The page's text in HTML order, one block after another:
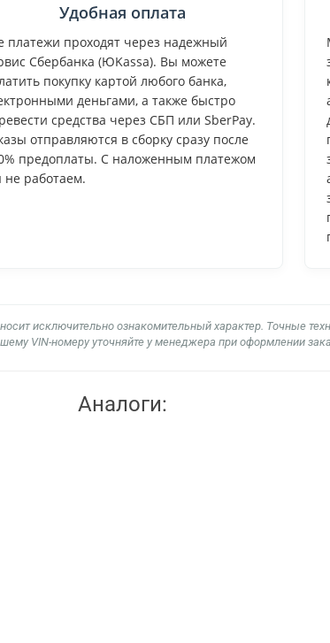
Удобная оплата
платежи проходят через надежный
Сбербанка (ЮKassa). Вы можете
покупку картой любого банка,
деньгами, а также быстро
средства через СБП или SberPay.
отправляются в сборку сразу после
предоплаты. С наложенным платежом
работаем.
исключительно ознакомительный характер. Точные
VIN-номеру уточняйте у менеджера при оформлении
Аналоги: